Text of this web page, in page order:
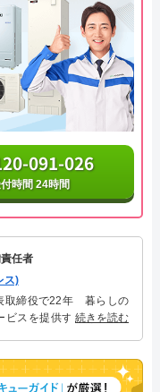
091-026
時間 24時間
任者
ス)
取締役で22年 暮らしの
ビスを提供する株式会社
れる「給湯器」のスペシ
続きを読む